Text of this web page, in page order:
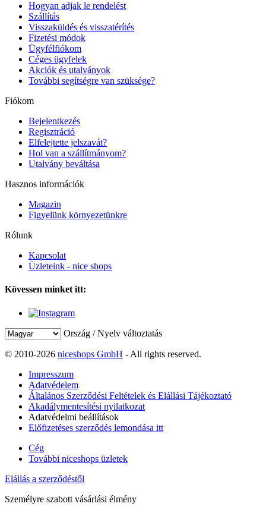
Hogyan adjak le rendelést
Szállítás
Visszaküldés és visszatérítés
Fizetési módok
Ügyfélfiókom
Céges ügyfelek
Akciók és utalványok
További segítségre van szüksége?
Fiókom
Bejelentkezés
Regisztráció
Elfelejtette jelszavát?
Hol van a szállítmányom?
Utalvány beváltása
Hasznos információk
Magazin
Figyelünk környezetünkre
Rólunk
Kapcsolat
Üzleteink - nice shops
Kövessen minket itt:
Ország / Nyelv változtatás
© 2010-2026 niceshops GmbH - All rights reserved.
Impresszum
Adatvédelem
Általános Szerződési Feltételek és Elállási Tájékoztató
Akadálymentesítési nyilatkozat
Adatvédelmi beállítások
Előfizetéses szerződés lemondása itt
Cég
További niceshops üzletek
Elállás a szerződéstől
Személyre szabott vásárlási élmény